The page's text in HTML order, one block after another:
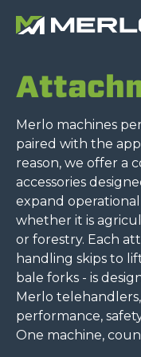
Merlo machines
paired with the
reason, we offer a
accessories
expand
whether it is
or forestry. Each
handling skips to
bale forks - is
Merlo
performance,
One machine,